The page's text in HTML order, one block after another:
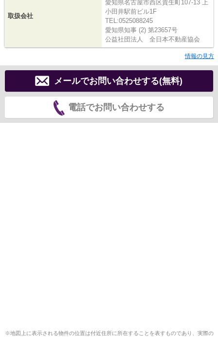
取扱会社
愛知県名古屋市西区貴生町107-13 上
小田井駅前ビル1F
TEL:0525088245
愛知県知事 (2) 第23657号
公益社団法人 全日本不動産協会
情報の見方
メールでお問い合わせする(無料)
電話でお問い合わせする
※地図上に表示される物件の位置は付近住所に所在することを表すものであり、実際の